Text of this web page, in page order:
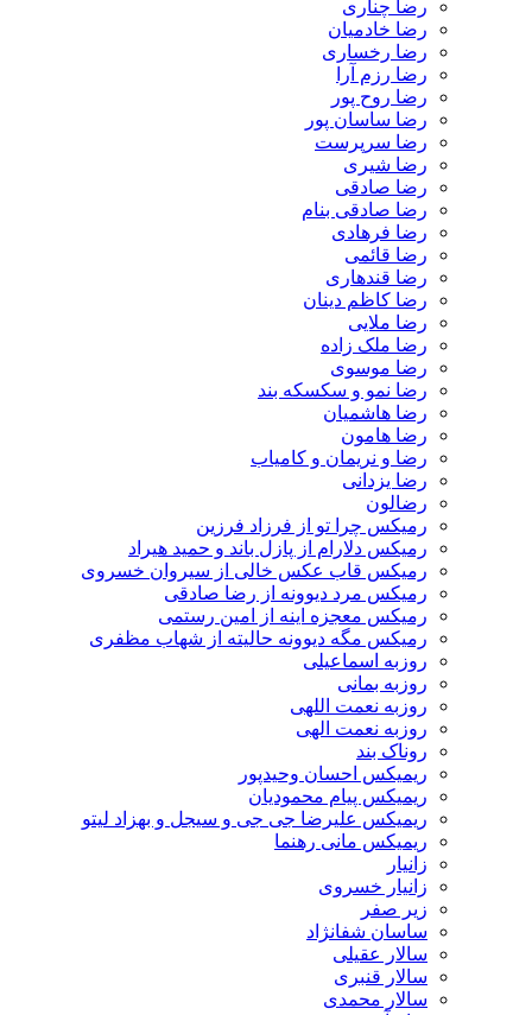
رضا چناری
رضا خادمیان
رضا رخساری
رضا رزم آرا
رضا روح پور
رضا ساسان پور
رضا سرپرست
رضا شیری
رضا صادقی
رضا صادقی بنام
رضا فرهادی
رضا قائمی
رضا قندهاری
رضا کاظم دینان
رضا ملایی
رضا ملک زاده
رضا موسوی
رضا نمو و سکسکه بند
رضا هاشمیان
رضا هامون
رضا و نریمان و کامیاب
رضا یزدانی
رضالون
رمیکس چرا تو از فرزاد فرزین
رمیکس دلارام از پازل باند و حمید هیراد
رمیکس قاب عکس خالی از سیروان خسروی
رمیکس مرد دیوونه از رضا صادقی
رمیکس معجزه اینه از امین رستمی
رمیکس مگه دیوونه حالیته از شهاب مظفری
روزبه اسماعیلی
روزبه بمانی
روزبه نعمت اللهی
روزبه نعمت الهی
روناک بند
ریمیکس احسان وحیدپور
ریمیکس پیام محمودیان
ریمیکس علیرضا جی جی و سیجل و بهزاد لیتو
ریمیکس مانی رهنما
زانیار
زانیار خسروی
زیر صفر
ساسان شفانژاد
سالار عقیلی
سالار قنبری
سالار محمدی